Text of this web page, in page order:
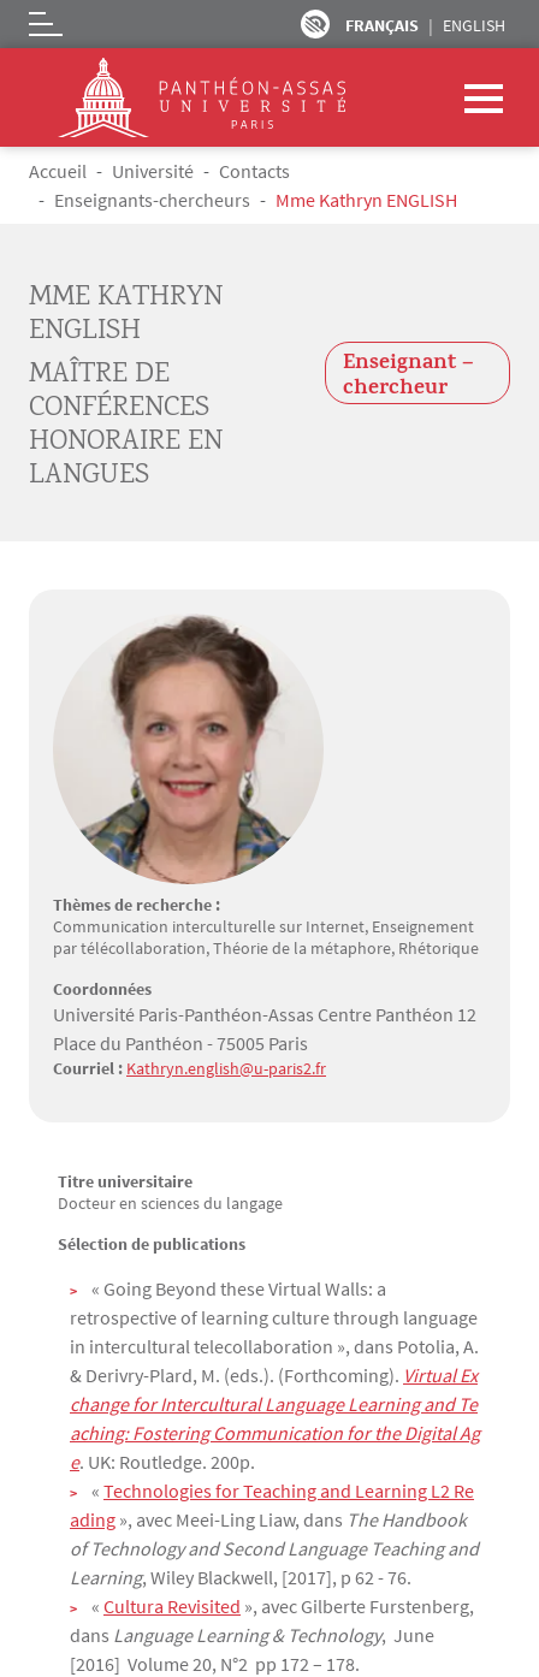
Aller au contenu principal
FRANÇAIS ENGLISH
Logo
Fil d'Ariane
Accueil Université
Contacts
Enseignants-chercheurs
Mme Kathryn ENGLISH
MME KATHRYN
ENGLISH
MAÎTRE DE
CONFÉRENCES
HONORAIRE EN
LANGUES
Enseignant –
chercheur
Thèmes de recherche :
Communication interculturelle sur Internet, Enseignement
par télécollaboration, Théorie de la métaphore, Rhétorique
Coordonnées
Université Paris-Panthéon-Assas Centre Panthéon 12
Place du Panthéon - 75005 Paris
Courriel : Kathryn.english@u-paris2.fr
Texte
Titre universitaire
Docteur en sciences du langage
Sélection de publications
« Going Beyond these Virtual Walls: a
retrospective of learning culture through language
in intercultural telecollaboration », dans Potolia, A.
& Derivry-Plard, M. (eds.). (Forthcoming). Virtual Ex
change for Intercultural Language Learning and Te
aching: Fostering Communication for the Digital Ag
e. UK: Routledge. 200p.
« Technologies for Teaching and Learning L2 Re
ading », avec Meei-Ling Liaw, dans The Handbook
of Technology and Second Language Teaching and
Learning, Wiley Blackwell, [2017], p 62 - 76.
« Cultura Revisited », avec Gilberte Furstenberg,
dans Language Learning & Technology, June
[2016] Volume 20, N°2 pp 172 – 178.